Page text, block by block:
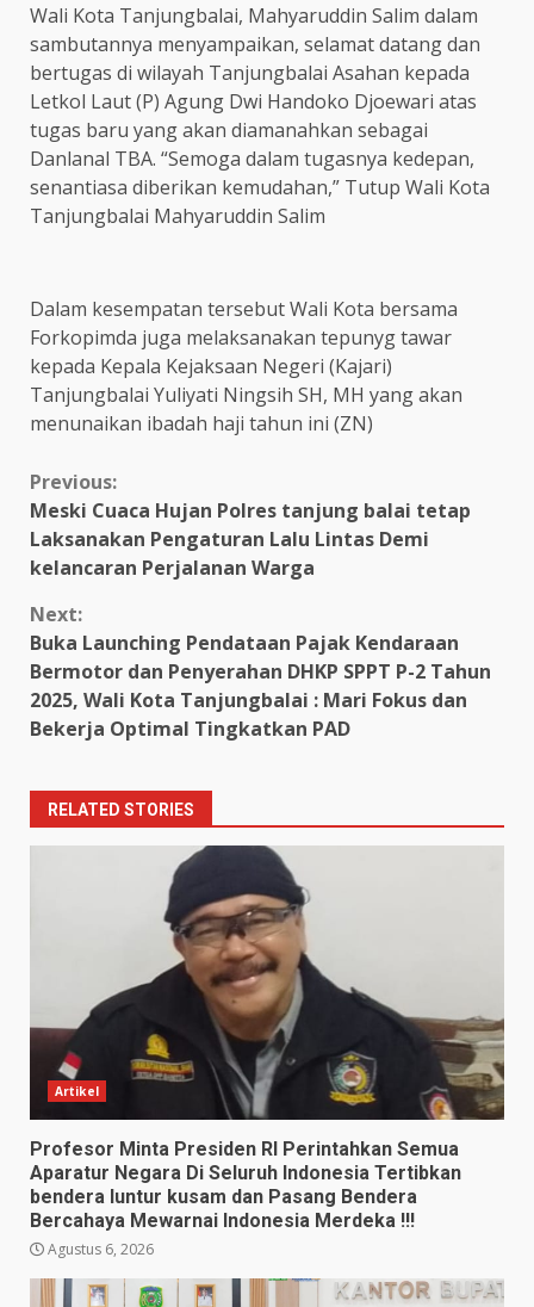
Wali Kota Tanjungbalai, Mahyaruddin Salim dalam
sambutannya menyampaikan, selamat datang dan
bertugas di wilayah Tanjungbalai Asahan kepada
Letkol Laut (P) Agung Dwi Handoko Djoewari atas
tugas baru yang akan diamanahkan sebagai
Danlanal TBA. “Semoga dalam tugasnya kedepan,
senantiasa diberikan kemudahan,” Tutup Wali Kota
Tanjungbalai Mahyaruddin Salim
Dalam kesempatan tersebut Wali Kota bersama
Forkopimda juga melaksanakan tepunyg tawar
kepada Kepala Kejaksaan Negeri (Kajari)
Tanjungbalai Yuliyati Ningsih SH, MH yang akan
menunaikan ibadah haji tahun ini (ZN)
Continue
Reading
Previous:
Meski Cuaca Hujan Polres tanjung balai tetap
Laksanakan Pengaturan Lalu Lintas Demi
kelancaran Perjalanan Warga
Next:
Buka Launching Pendataan Pajak Kendaraan
Bermotor dan Penyerahan DHKP SPPT P-2 Tahun
2025, Wali Kota Tanjungbalai : Mari Fokus dan
Bekerja Optimal Tingkatkan PAD
RELATED STORIES
Artikel
Profesor Minta Presiden RI Perintahkan Semua
Aparatur Negara Di Seluruh Indonesia Tertibkan
bendera luntur kusam dan Pasang Bendera
Bercahaya Mewarnai Indonesia Merdeka !!!
Agustus 6, 2026